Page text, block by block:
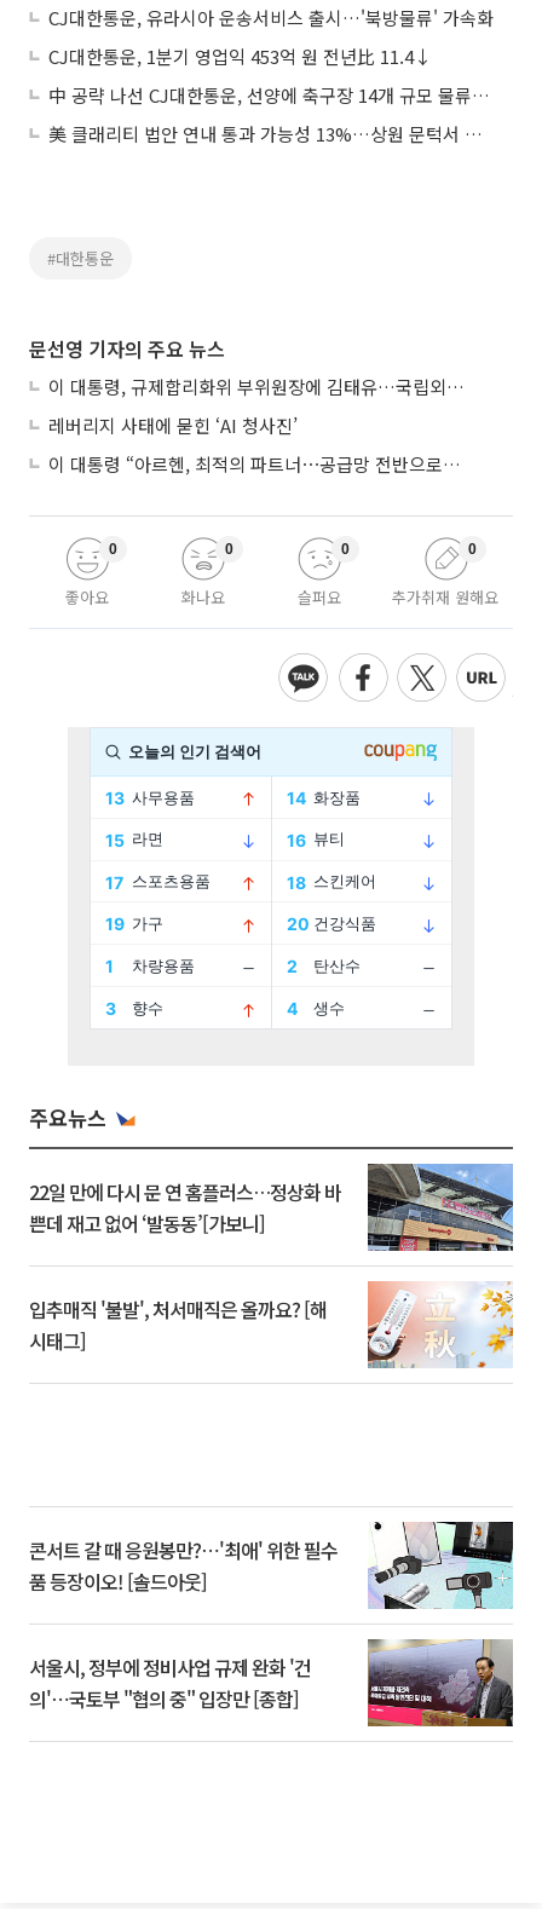
CJ대한통운, 유라시아 운송서비스 출시…'북방물류' 가속화
CJ대한통운, 1분기 영업익 453억 원 전년比 11.4↓
中 공략 나선 CJ대한통운, 선양에 축구장 14개 규모 물류센터 열어
美 클래리티 법안 연내 통과 가능성 13%…상원 문턱서 제동
#대한통운
문선영 기자의 주요 뉴스
이 대통령, 규제합리화위 부위원장에 김태유…국립외교원장 김흥규
레버리지 사태에 묻힌 ‘AI 청사진’
이 대통령 “아르헨, 최적의 파트너⋯공급망 전반으로 확대”
좋아요
0
화나요
0
슬퍼요
0
추가취재 원해요
0
주요뉴스
22일 만에 다시 문 연 홈플러스…정상화 바
쁜데 재고 없어 ‘발동동’[가보니]
입추매직 '불발', 처서매직은 올까요? [해
시태그]
콘서트 갈 때 응원봉만?⋯'최애' 위한 필수
품 등장이오! [솔드아웃]
서울시, 정부에 정비사업 규제 완화 '건
의'⋯국토부 "협의 중" 입장만 [종합]